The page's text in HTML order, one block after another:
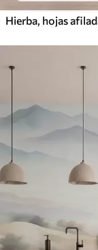
Hierba, hojas